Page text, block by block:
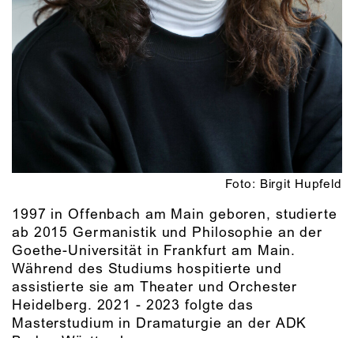
Foto: Birgit Hupfeld
1997 in Offenbach am Main geboren, studierte
ab 2015 Germanistik und Philosophie an der
Goethe-Universität in Frankfurt am Main.
Während des Studiums hospitierte und
assistierte sie am Theater und Orchester
Heidelberg. 2021 - 2023 folgte das
Masterstudium in Dramaturgie an der ADK